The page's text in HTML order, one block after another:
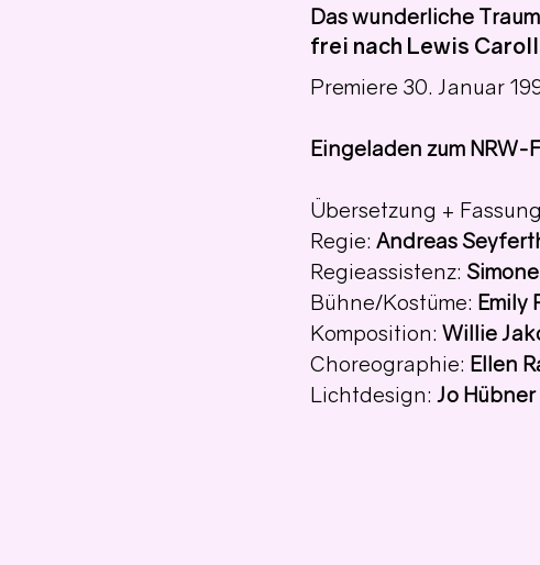
Das wunderliche
frei nach Lewis Caroll
Premiere 30. Januar
Eingeladen zum NRW-
Übersetzung +
Regie: Andreas
Regieassistenz:
Bühne/Kostüme: Emily
Komposition: Willie
Choreographie: Ellen
Lichtdesign: Jo Hübner